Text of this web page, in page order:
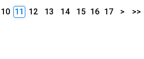
10 11 12 13 14 15 16 17 > >>